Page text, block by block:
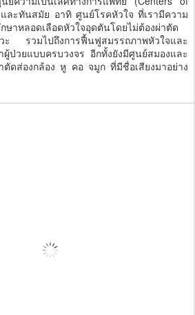
ละทันสมัย อาทิ ศูนย์โรคหัวใจ ที่เรามีความ
ษาหลอดเลือดหัวใจอุดตันโดยไม่ต้องผ่าตัด
วะ รวมไปถึงการฟื้นฟูสมรรถภาพหัวใจและ
ป่วยแบบครบวงจร อีกทั้งยังมีศูนย์สมองและ
ดส่องกล้อง หู คอ จมูก ที่มีชื่อเสียงมาอย่าง